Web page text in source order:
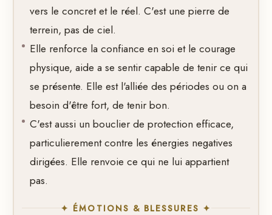
vers le concret et le réel. C'est une pierre de
terrein, pas de ciel.
Elle renforce la confiance en soi et le courage
physique, aide a se sentir capable de tenir ce qui
se présente. Elle est l'alliée des périodes ou on a
besoin d'être fort, de tenir bon.
C'est aussi un bouclier de protection efficace,
particulierement contre les énergies negatives
dirigées. Elle renvoie ce qui ne lui appartient
pas.
✦ ÉMOTIONS & BLESSURES ✦